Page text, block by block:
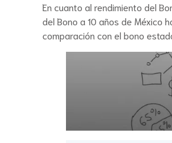
En cuanto al rendimiento del
del Bono a 10 años de México
comparación con el bono